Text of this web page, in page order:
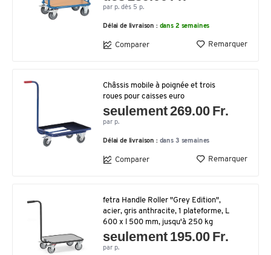
par p. dès 5 p.
Délai de livraison : dans 2 semaines
Comparer Remarquer
Châssis mobile à poignée et trois
roues pour caisses euro
seulement 269.00 Fr.
par p.
Délai de livraison : dans 3 semaines
Comparer Remarquer
fetra Handle Roller "Grey Edition",
acier, gris anthracite, 1 plateforme, L
600 x l 500 mm, jusqu'à 250 kg
seulement 195.00 Fr.
par p.